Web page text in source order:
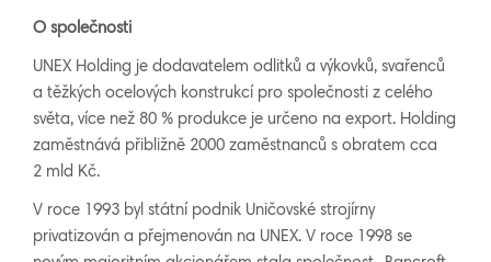
O společnosti
UNEX Holding je dodavatelem odlitků a výkovků, svařenců
a těžkých ocelových konstrukcí pro společnosti z celého
světa, více než 80 % produkce je určeno na export. Holding
zaměstnává přibližně 2000 zaměstnanců s obratem cca
2 mld Kč.
V roce 1993 byl státní podnik Uničovské strojírny
privatizován a přejmenován na UNEX. V roce 1998 se